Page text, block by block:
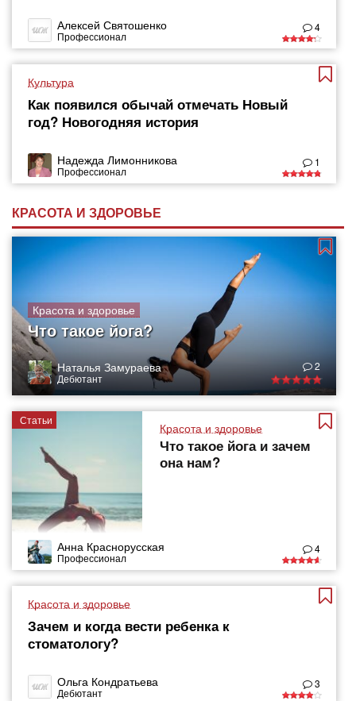
Алексей Святошенко
Профессионал
4
Культура
Как появился обычай отмечать Новый
год? Новогодняя история
Надежда Лимонникова
Профессионал
1
КРАСОТА И ЗДОРОВЬЕ
Красота и здоровье
Что такое йога?
Наталья Замураева
Дебютант
2
Статьи
Красота и здоровье
Что такое йога и зачем
она нам?
Анна Краснорусская
Профессионал
4
Красота и здоровье
Зачем и когда вести ребенка к
стоматологу?
Ольга Кондратьева
Дебютант
3